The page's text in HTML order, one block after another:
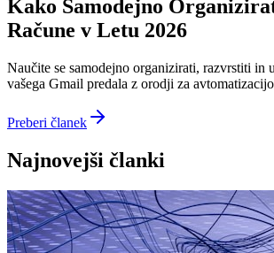
Kako Samodejno
Račune v Letu 2026
Naučite se samodejno organizirati, razvrstiti in
vašega Gmail predala z orodji za
Preberi članek
Najnovejši članki